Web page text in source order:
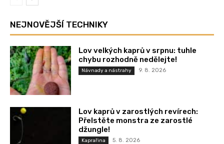
NEJNOVĚJŠÍ TECHNIKY
Lov velkých kaprů v srpnu: tuhle
chybu rozhodně nedělejte!
Návnady a nástrahy 9. 8. 2026
Lov kaprů v zarostlých revírech:
Přelstěte monstra ze zarostlé
džungle!
Kaprařina 5. 8. 2026